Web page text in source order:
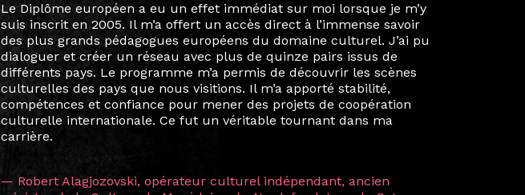
Le destin a voulu que ma vie privée et ma vie professionnelle dans les
arts soient étroitement liées. Durant mon année au sein du Diplôme
Marcel Hicter, j’ai intégré un réseau européen aussi inattendu que
vibrant, qui s’est étendu bien au-delà de la salle de classe. En
quelques mois, j’invitais mes camarades à collaborer sur des projets
allant de Baguio City à Pékin, de Helsinki à Kuala Lumpur, Langkawi,
Manille, Tokyo et Varsovie, renforçant ainsi ma vision de curatrice
consistant à connecter des artistes à travers les disciplines et les
continents.
L’une des rencontres les plus marquantes fut celle avec ma
consœur HicterienneRuthe Zuntz — une amitié dont la générosité et